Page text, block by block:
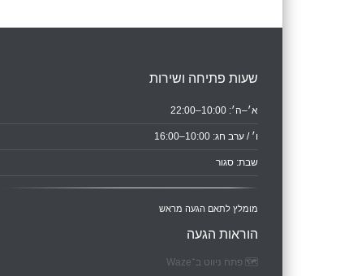
שעות פתיחה ושירות
א׳–ה׳: 10:00–22:00
ו׳ / ערב חג: 10:00–16:00
שבת: סגור
מומלץ לתאם הגעה מראש
הוראות הגעה
🗺️ פתח ניווט ב־Waze